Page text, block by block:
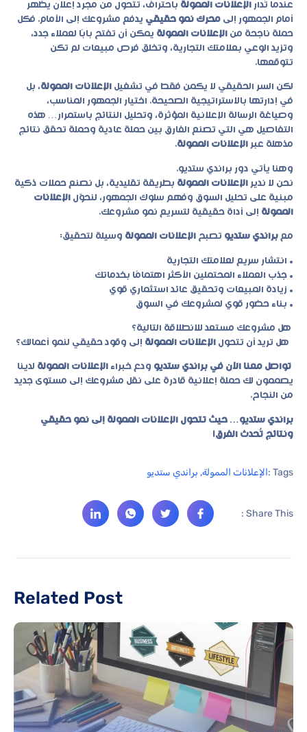
عندما تُدار الإعلانات الممولة باحتراف، تتحول من مجرد إعلان يظهر
أمام الجمهور إلى محرك نمو حقيقي يدفع مشروعك إلى الأمام. فكل
حملة ناجحة من الإعلانات الممولة يمكن أن تفتح بابًا لعملاء جدد،
وتزيد الوعي بعلامتك التجارية، وتخلق فرص مبيعات لم تكن
تتوقعها.
لكن السر الحقيقي لا يكمن فقط في تشغيل الإعلانات الممولة، بل
في إدارتها بالاستراتيجية الصحيحة. اختيار الجمهور المناسب،
وصياغة الرسالة الإعلانية المؤثرة، وتحليل النتائج باستمرار… هذه
التفاصيل هي التي تصنع الفارق بين حملة عادية وحملة تحقق نتائج
مذهلة عبر الإعلانات الممولة.
وهنا يأتي دور براندي ستديو.
نحن لا ندير الإعلانات الممولة بطريقة تقليدية، بل نصنع حملات ذكية
مبنية على تحليل السوق وفهم سلوك الجمهور، لنحوّل الإعلانات
الممولة إلى أداة حقيقية لتسريع نمو مشروعك.
مع براندي ستديو تصبح الإعلانات الممولة وسيلة لتحقيق:
• انتشار سريع لعلامتك التجارية
• جذب العملاء المحتملين الأكثر اهتمامًا بخدماتك
• زيادة المبيعات وتحقيق عائد استثماري قوي
• بناء حضور قوي لمشروعك في السوق
هل مشروعك مستعد للانطلاقة التالية؟
هل تريد أن تتحول الإعلانات الممولة إلى وقود حقيقي لنمو أعمالك؟
تواصل معنا الآن في براندي ستديو ودع خبراء الإعلانات الممولة لدينا
يصممون لك حملة إعلانية قادرة على نقل مشروعك إلى مستوى جديد
من النجاح.
براندي ستديو… حيث تتحول الإعلانات الممولة إلى نمو حقيقي
ونتائج تُحدث الفرق!
Tags : الإعلانات الممولة, براندي ستديو
Share This :
Related Post